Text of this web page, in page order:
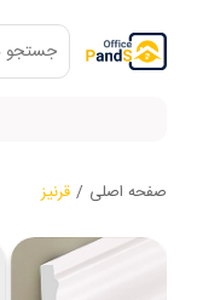
صفحه اصلی / قرنیز